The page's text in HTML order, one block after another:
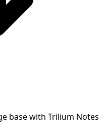
base with Trilium Notes